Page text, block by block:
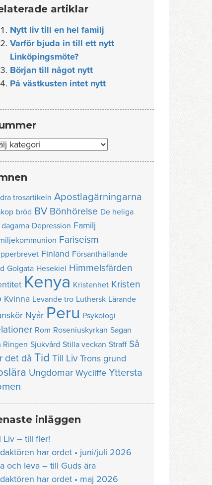
artiklar
Nytt liv till en hel familj
Varför bjuda in till ett nytt
Linköpingsmöte?
Början till något nytt
På västkusten intet nytt
trosartikeln Apostlagärningarna
bröd BV Bönhörelse De heliga
Depression Familj
Fariseism
Finland Försanthållande
Golgata Hesekiel Himmelsfärden
Kenya Kristenhet Kristen
Kvinna Levande tro Luthersk Lärande
Nyår Peru Psykologi
Rom Roseniuskyrkan Sagan
Ringen Sjukvård Stilla veckan Straff Så
det då Tid Till Liv Trons grund
Ungdomar Wycliffe Yttersta
inläggen
Liv – till fler!
har ordet • juni/juli 2026
och leva – till Guds ära
har ordet • maj 2026